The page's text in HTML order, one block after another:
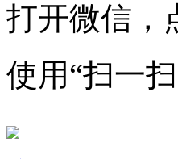
打开微信，
使用“扫一